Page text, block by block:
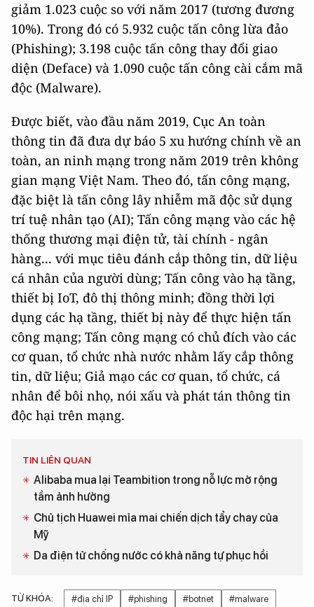
giảm 1.023 cuộc so với năm 2017 (tương đương
10%). Trong đó có 5.932 cuộc tấn công lừa đảo
(Phishing); 3.198 cuộc tấn công thay đổi giao
diện (Deface) và 1.090 cuộc tấn công cài cắm mã
độc (Malware).
Được biết, vào đầu năm 2019, Cục An toàn
thông tin đã đưa dự báo 5 xu hướng chính về an
toàn, an ninh mạng trong năm 2019 trên không
gian mạng Việt Nam. Theo đó, tấn công mạng,
đặc biệt là tấn công lây nhiễm mã độc sử dụng
trí tuệ nhân tạo (AI); Tấn công mạng vào các hệ
thống thương mại điện tử, tài chính - ngân
hàng... với mục tiêu đánh cắp thông tin, dữ liệu
cá nhân của người dùng; Tấn công vào hạ tầng,
thiết bị IoT, đô thị thông minh; đồng thời lợi
dụng các hạ tầng, thiết bị này để thực hiện tấn
công mạng; Tấn công mạng có chủ đích vào các
cơ quan, tổ chức nhà nước nhằm lấy cắp thông
tin, dữ liệu; Giả mạo các cơ quan, tổ chức, cá
nhân để bôi nhọ, nói xấu và phát tán thông tin
độc hại trên mạng.
TIN LIÊN QUAN
Alibaba mua lại Teambition trong nỗ lực mở rộng
tầm ảnh hưởng
Chủ tịch Huawei mỉa mai chiến dịch tẩy chay của
Mỹ
Da điện tử chống nước có khả năng tự phục hồi
TỪ KHÓA: #địa chỉ IP #phishing #botnet
#malware